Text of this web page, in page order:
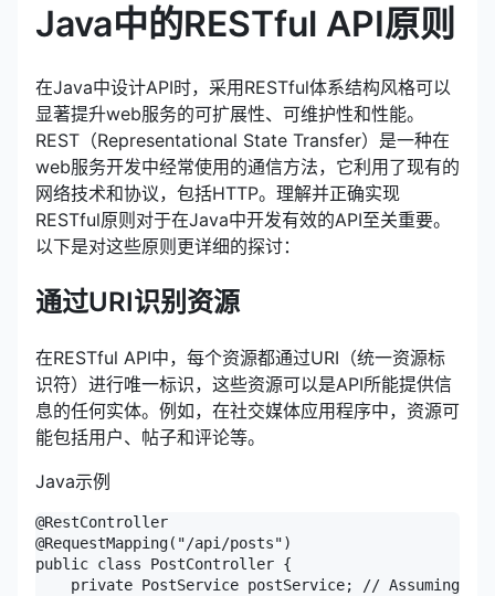
Java中的RESTful API原则
在Java中设计API时，采用RESTful体系结构风格可以
显著提升web服务的可扩展性、可维护性和性能。
REST（Representational State Transfer）是一种在
web服务开发中经常使用的通信方法，它利用了现有的
网络技术和协议，包括HTTP。理解并正确实现
RESTful原则对于在Java中开发有效的API至关重要。
以下是对这些原则更详细的探讨：
通过URI识别资源
在RESTful API中，每个资源都通过URI（统一资源标
识符）进行唯一标识，这些资源可以是API所能提供信
息的任何实体。例如，在社交媒体应用程序中，资源可
能包括用户、帖子和评论等。
Java示例
@RestController
@RequestMapping("/api/posts")
public class PostController {
private PostService postService; // Assuming a